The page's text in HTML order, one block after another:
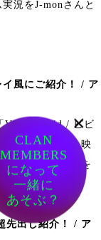
×
CLAN
MEMBERS
になって
一緒に
あそぶ？
況をJ-monさんと
風にご紹介！ / ア
Vivid World / ビビ
プレイしている映
、ゲームの魅力を
先出し紹介！ / ア